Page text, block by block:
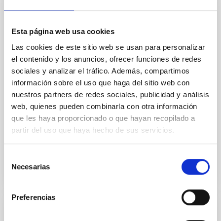
Esta página web usa cookies
Las cookies de este sitio web se usan para personalizar
el contenido y los anuncios, ofrecer funciones de redes
sociales y analizar el tráfico. Además, compartimos
información sobre el uso que haga del sitio web con
nuestros partners de redes sociales, publicidad y análisis
web, quienes pueden combinarla con otra información
que les haya proporcionado o que hayan recopilado a
partir del uso que haya hecho de sus servicios.
Necesarias
Preferencias
spectroscopic techniques, we have analyzed high-
J0815
Dr. Junbo Zhang
National Astronomical Observatories of China
Aula
11 Dic 2025 - 09:30 Europe/London